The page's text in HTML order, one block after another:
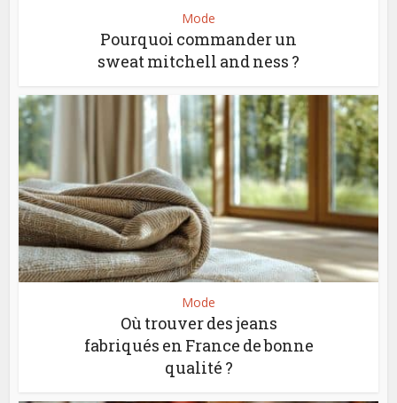
Mode
Pourquoi commander un
sweat mitchell and ness ?
Mode
Où trouver des jeans
fabriqués en France de bonne
qualité ?